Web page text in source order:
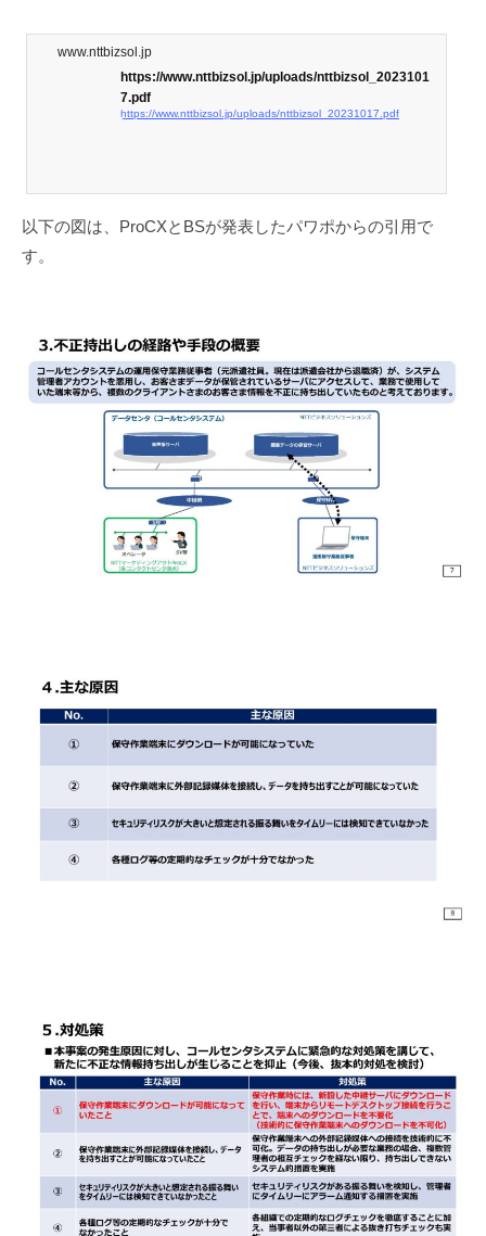
www.nttbizsol.jp
https://www.nttbizsol.jp/uploads/nttbizsol_2023101
7.pdf
https://www.nttbizsol.jp/uploads/nttbizsol_20231017.pdf
以下の図は、ProCXとBSが発表したパワポからの引用で
す。